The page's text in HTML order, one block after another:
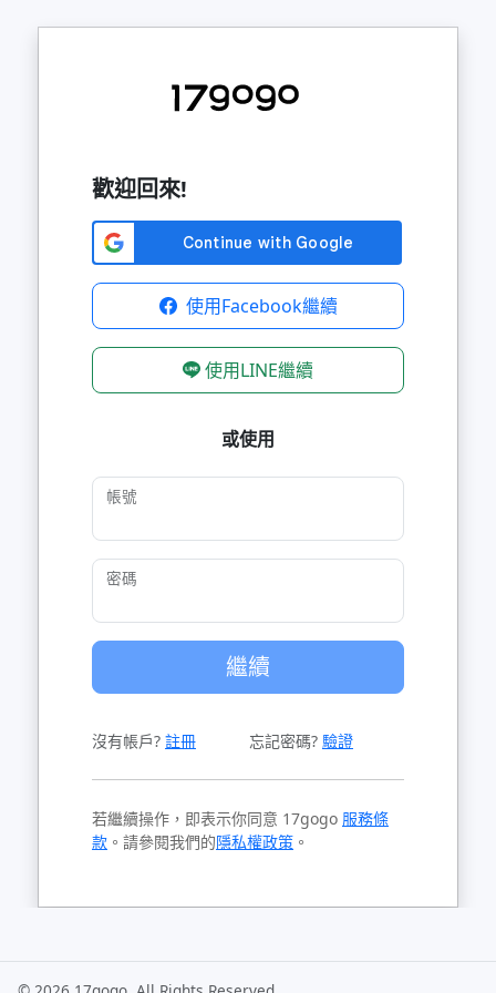
歡迎回來!
使用Facebook繼續
使用LINE繼續
或使用
帳號
密碼
繼續
沒有帳戶? 註冊 忘記密碼? 驗證
若繼續操作，即表示你同意 17gogo 服務條
款 。請參閱我們的隱私權政策 。